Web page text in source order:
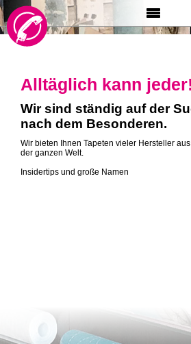
HOME
MALER
BÖDEN
TAPETE
GLASER
Alltäglich kann jeder!
Wir sind ständig auf der
nach dem Besonderen.
Wir bieten Ihnen Tapeten vieler Hersteller
der ganzen Welt.
Insidertips und große Namen